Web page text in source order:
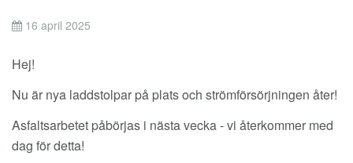
16 april 2025
Hej!
Nu är nya laddstolpar på plats och strömförsörjningen åter!
Asfaltsarbetet påbörjas i nästa vecka - vi återkommer med
dag för detta!